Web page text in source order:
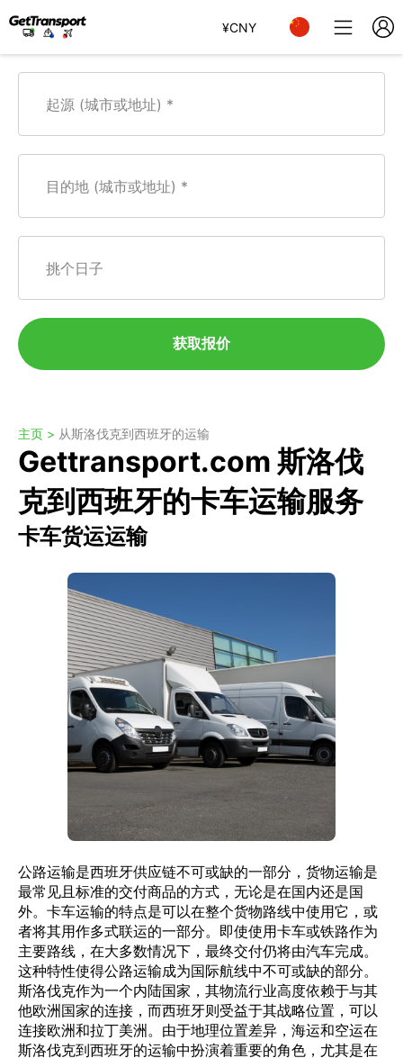
¥CNY
起源 (城市或地址)
目的地 (城市或地址)
挑个日子
获取报价
主页 > 从斯洛伐克到西班牙的运输
Gettransport.com 斯洛伐
克到西班牙的卡车运输服务
卡车货运运输
公路运输是西班牙供应链不可或缺的一部分，货物运输是
最常见且标准的交付商品的方式，无论是在国内还是国
外。卡车运输的特点是可以在整个货物路线中使用它，或
者将其用作多式联运的一部分。即使使用卡车或铁路作为
主要路线，在大多数情况下，最终交付仍将由汽车完成。
这种特性使得公路运输成为国际航线中不可或缺的部分。
斯洛伐克作为一个内陆国家，其物流行业高度依赖于与其
他欧洲国家的连接，而西班牙则受益于其战略位置，可以
连接欧洲和拉丁美洲。由于地理位置差异，海运和空运在
斯洛伐克到西班牙的运输中扮演着重要的角色，尤其是在